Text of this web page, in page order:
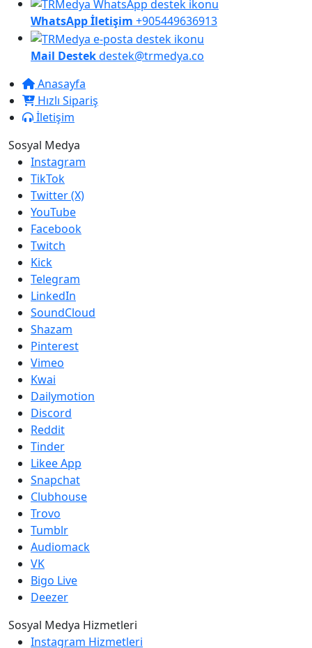
WhatsApp İletişim +905449636913
Mail Destekdestek@trmedya.co
Anasayfa
Hızlı Sipariş
İletişim
Sosyal Medya
Instagram
TikTok
Twitter (X)
YouTube
Facebook
Twitch
Kick
Telegram
LinkedIn
SoundCloud
Shazam
Pinterest
Vimeo
Kwai
Dailymotion
Discord
Reddit
Tinder
Likee App
Snapchat
Clubhouse
Trovo
Tumblr
Audiomack
VK
Bigo Live
Deezer
Sosyal Medya Hizmetleri
Instagram Hizmetleri